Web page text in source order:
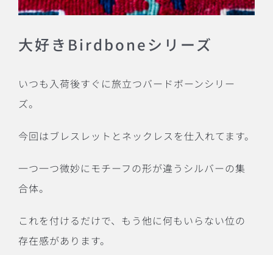
大好きBirdboneシリーズ
いつも入荷後すぐに旅立つバードボーンシリー
ズ。
今回はブレスレットとネックレスを仕入れてます。
一つ一つ微妙にモチーフの形が違うシルバーの集
合体。
これを付けるだけで、もう他に何もいらない位の
存在感があります。